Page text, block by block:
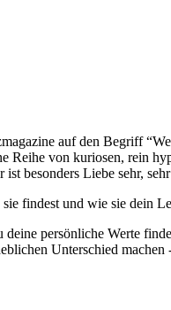
auf den Begriff
von kuriosen, rein
besonders Liebe sehr,
findest und wie sie dein
persönliche Werte
Unterschied machen